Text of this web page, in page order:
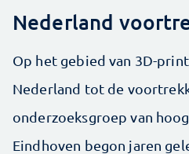
Nederland
Op het gebied van 3D-
Nederland tot de
onderzoeksgroep van
Eindhoven begon jaren